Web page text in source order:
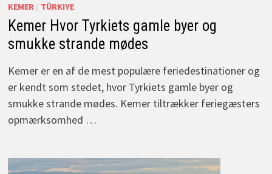
KEMER / TÜRKIYE
Kemer Hvor Tyrkiets gamle byer og
smukke strande mødes
Kemer er en af de mest populære feriedestinationer og
er kendt som stedet, hvor Tyrkiets gamle byer og
smukke strande mødes. Kemer tiltrækker feriegæsters
opmærksomhed …